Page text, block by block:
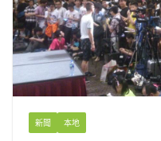
新聞 本地